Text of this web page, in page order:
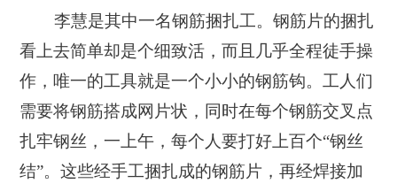
李慧是其中一名钢筋捆扎工。钢筋片的捆扎
看上去简单却是个细致活，而且几乎全程徒手操
作，唯一的工具就是一个小小的钢筋钩。工人们
需要将钢筋搭成网片状，同时在每个钢筋交叉点
扎牢钢丝，一上午，每个人要打好上百个“钢丝
结”。这些经手工捆扎成的钢筋片，再经焊接加